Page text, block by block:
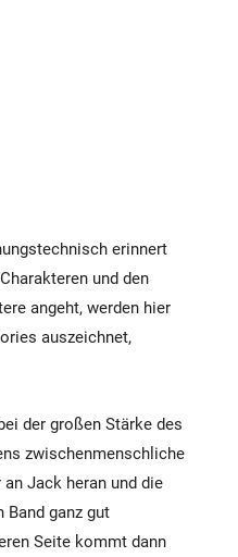
erinnert
und den
angeht, werden hier
auszeichnet,
der großen Stärke des
zwischenmenschliche
Jack heran und die
Band ganz gut
Seite kommt dann